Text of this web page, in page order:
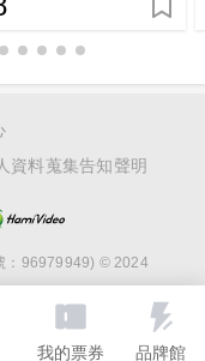
我的票券 品牌館
資料蒐集告知聲明
：96979949) © 2024